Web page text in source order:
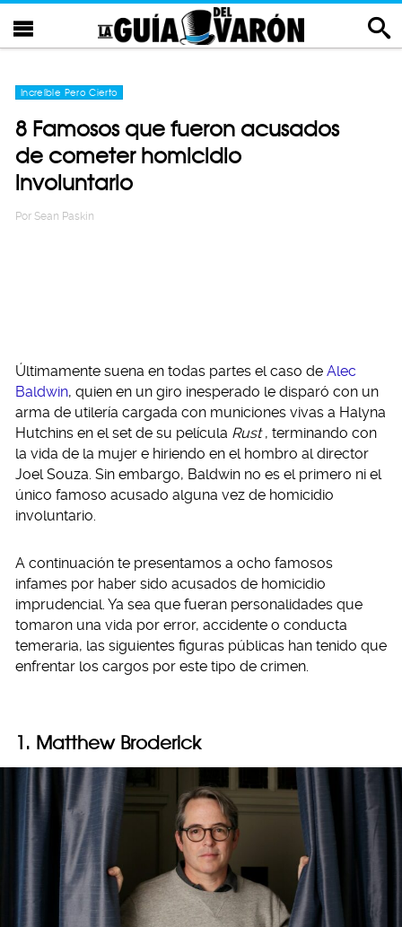
Increíble Pero Cierto
8 Famosos que fueron acusados
de cometer homicidio
involuntario
Por Sean Paskin
Últimamente suena en todas partes el caso de Alec
Baldwin, quien en un giro inesperado le disparó con un
arma de utilería cargada con municiones vivas a Halyna
Hutchins en el set de su película Rust , terminando con
la vida de la mujer e hiriendo en el hombro al director
Joel Souza. Sin embargo, Baldwin no es el primero ni el
único famoso acusado alguna vez de homicidio
involuntario.
A continuación te presentamos a ocho famosos
infames por haber sido acusados de homicidio
imprudencial. Ya sea que fueran personalidades que
tomaron una vida por error, accidente o conducta
temeraria, las siguientes figuras públicas han tenido que
enfrentar los cargos por este tipo de crimen.
1. Matthew Broderick